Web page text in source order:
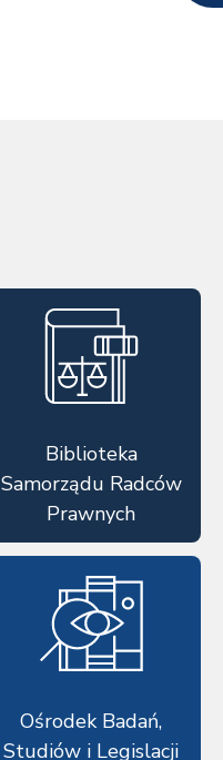
Biblioteka
Samorządu Radców
Prawnych
Ośrodek Badań,
Studiów i Legislacji